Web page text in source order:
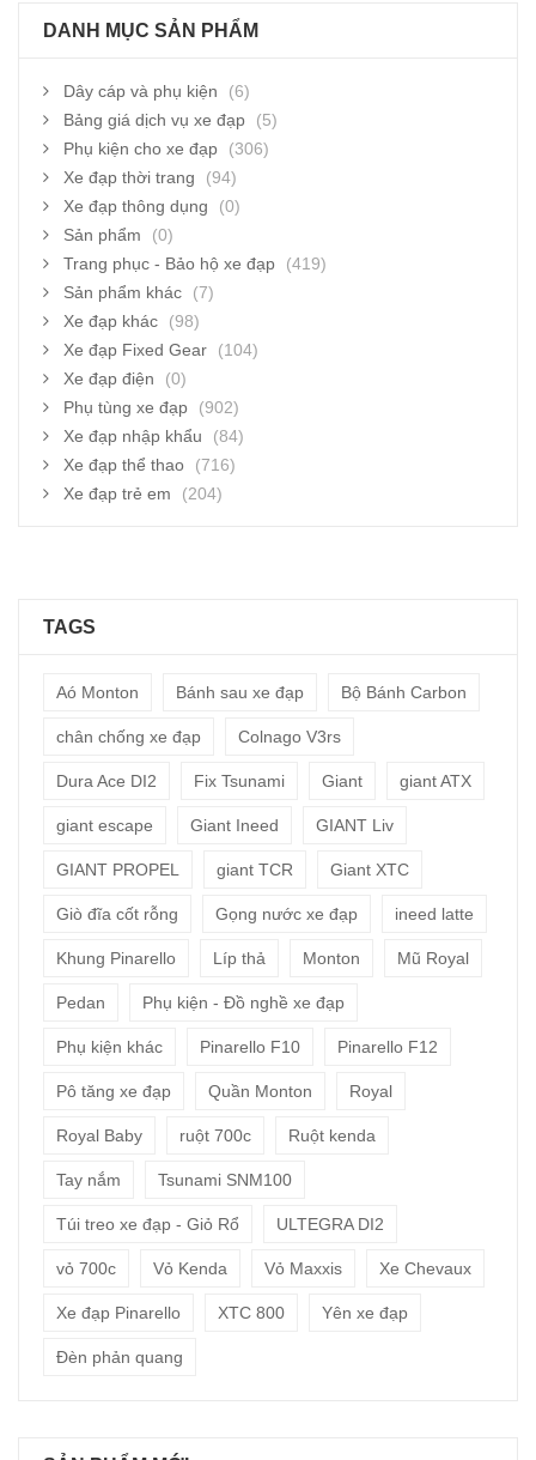
DANH MỤC SẢN PHẨM
Dây cáp và phụ kiện
(6)
Bảng giá dịch vụ xe đạp
(5)
Phụ kiện cho xe đạp
(306)
Xe đạp thời trang
(94)
Xe đạp thông dụng
(0)
Sản phẩm
(0)
Trang phục - Bảo hộ xe đạp
(419)
Sản phẩm khác
(7)
Xe đạp khác
(98)
Xe đạp Fixed Gear
(104)
Xe đạp điện
(0)
Phụ tùng xe đạp
(902)
Xe đạp nhập khẩu
(84)
Xe đạp thể thao
(716)
Xe đạp trẻ em
(204)
TAGS
Aó Monton Bánh sau xe đạp Bộ Bánh Carbon
chân chống xe đạp Colnago V3rs
Dura Ace DI2 Fix Tsunami Giant giant ATX
giant escape Giant Ineed GIANT Liv
GIANT PROPEL giant TCR Giant XTC
Giò đĩa cốt rỗng Gọng nước xe đạp ineed latte
Khung Pinarello Líp thả Monton Mũ Royal
Pedan Phụ kiện - Đồ nghề xe đạp
Phụ kiện khác Pinarello F10 Pinarello F12
Pô tăng xe đạp Quần Monton Royal
Royal Baby ruột 700c Ruột kenda
Tay nắm Tsunami SNM100
Túi treo xe đạp - Giỏ Rổ ULTEGRA DI2
vỏ 700c Vỏ Kenda Vỏ Maxxis Xe Chevaux
Xe đạp Pinarello XTC 800 Yên xe đạp
Đèn phản quang